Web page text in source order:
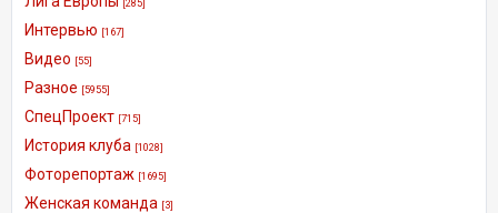
[285]
Интервью [167]
Видео [55]
Разное [5955]
СпецПроект [715]
История клуба [1028]
Фоторепортаж [1695]
Женская команда [3]